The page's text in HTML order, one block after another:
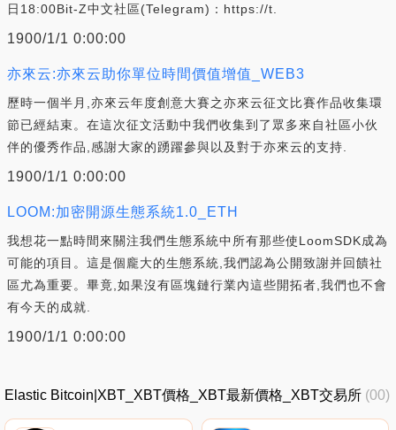
日18:00Bit-Z中文社區(Telegram)：https://t.
1900/1/1 0:00:00
亦來云:亦來云助你單位時間價值增值_WEB3
歷時一個半月,亦來云年度創意大賽之亦來云征文比賽作品收集環
節已經結束。在這次征文活動中我們收集到了眾多來自社區小伙
伴的優秀作品,感謝大家的踴躍參與以及對于亦來云的支持.
1900/1/1 0:00:00
LOOM:加密開源生態系統1.0_ETH
我想花一點時間來關注我們生態系統中所有那些使LoomSDK成為
可能的項目。這是個龐大的生態系統,我們認為公開致謝并回饋社
區尤為重要。畢竟,如果沒有區塊鏈行業內這些開拓者,我們也不會
有今天的成就.
1900/1/1 0:00:00
Elastic Bitcoin|XBT_XBT價格_XBT最新價格_XBT交易所 (00)